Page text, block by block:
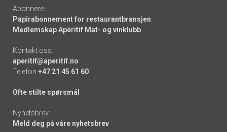
Abonnere:
Papirabonnement for restaurantbransjen
Medlemskap Apéritif Mat- og vinklubb
Kontakt oss:
aperitif@aperitif.no
Telefon +47 21 45 61 60
Ofte stilte spørsmål
Nyhetsbrev:
Meld deg på våre nyhetsbrev